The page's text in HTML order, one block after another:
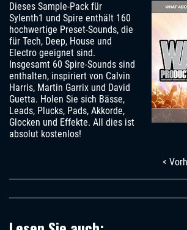
Dieses Sample-Pack für
Sylenth1 und Spire enthält 160
hochwertige Preset-Sounds, die
für Tech, Deep, House und
Electro geeignet sind.
Insgesamt 60 Spire-Sounds sind
enthalten, inspiriert von Calvin
Harris, Martin Garrix und David
Guetta. Holen Sie sich Bässe,
Leads, Plucks, Pads, Akkorde,
Glocken und Effekte. All dies ist
absolut kostenlos!
<